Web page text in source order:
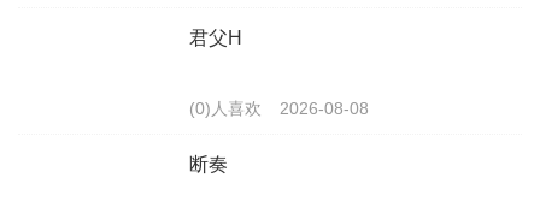
君父H
(0)人喜欢 2026-08-08
断奏